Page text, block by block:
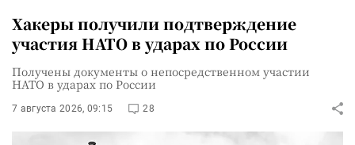
Хакеры получили подтверждение
участия НАТО в ударах по России
Получены документы о непосредственном участии
НАТО в ударах по России
7 августа 2026, 09:15 28